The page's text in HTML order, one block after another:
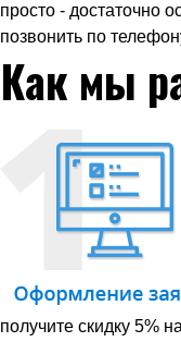
просто - достаточно
позвонить по
Как мы
получите скидку 5%